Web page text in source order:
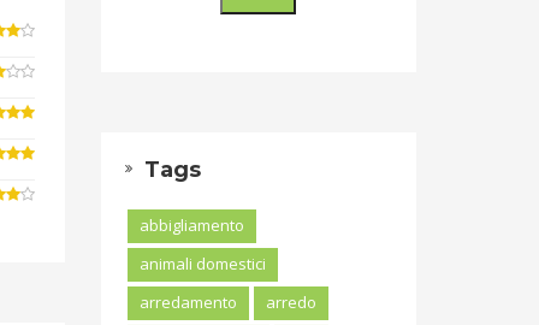
Tags
abbigliamento
animali domestici
arredamento
arredo